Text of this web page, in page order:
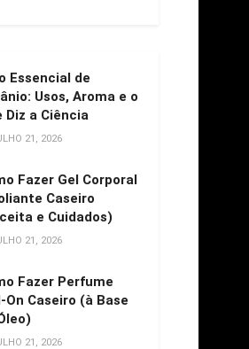
Essencial de
Usos, Aroma e o
Diz a Ciência
21, 2026
Fazer Gel Corporal
Caseiro
e Cuidados)
21, 2026
Fazer Perfume
On Caseiro (à Base
21, 2026